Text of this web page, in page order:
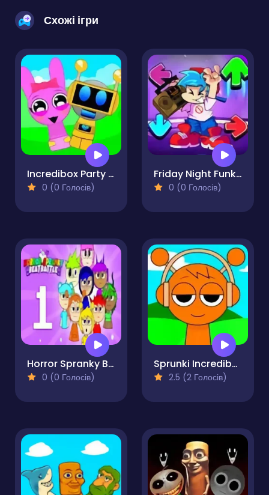
Схожі ігри
Incredibox Party Frozen Sprunki Beat
0 (0 Голосів)
Friday Night Funkin Unblocked
0 (0 Голосів)
Horror Spranky Beats
0 (0 Голосів)
Sprunki Incredibox Horror
2.5 (2 Голосів)